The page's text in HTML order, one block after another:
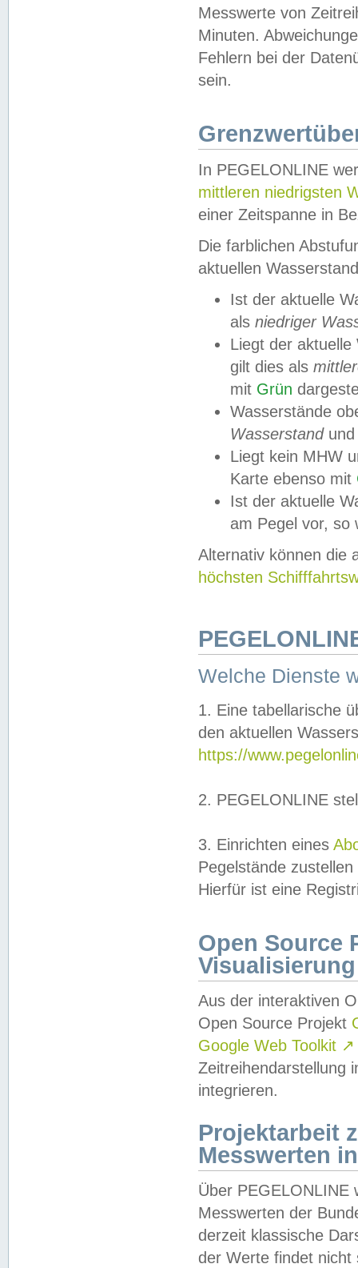
Messwerte von
Minuten.
Fehlern bei der
sein.
In PEGELONLINE
mittleren niedrigsten
einer Zeitspanne in
Die farblichen
aktuellen
Ist der aktuelle
als niedriger
Liegt der
gilt dies als
mit Grün
Wasserstände
Wasserstandund
Liegt kein MHW
Karte ebenso mit
Ist der aktuelle
am Pegel vor,
Alternativ können die
höchsten
Welche Dienste
1. Eine tabellarische
den aktuellen
https://
2. PEGELONLINE
3. Einrichten eines
Pegelstände
Hierfür ist eine
Open Source
Visualisierung
Aus der interaktiven
Open Source Projekt
Google Web Toolkit ↗
Zeitreihendarstellung
integrieren.
Projektarbeit
Messwerten
Über PEGELONLINE
Messwerten der
derzeit klassische
der Werte findet